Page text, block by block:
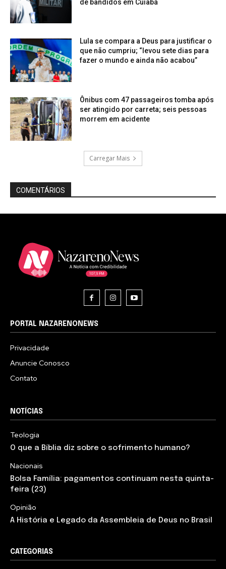
de bandidos em Cuiabá
Lula se compara a Deus para justificar o
que não cumpriu; “levou sete dias para
fazer o mundo e ainda não acabou”
Ônibus com 47 passageiros tomba após
ser atingido por carreta; seis pessoas
morrem em acidente
Carregar Mais
COMENTÁRIOS
PORTAL NAZARENONEWS
Privacidade
Anuncie Conosco
Contato
NOTÍCIAS
Teologia
O que a Bíblia diz sobre o sofrimento humano?
Nacionais
Bolsa Família: pagamentos continuam nesta quinta-
feira (23)
Opinião
A História e Legado da Assembleia de Deus no Brasil
CATEGORIAS